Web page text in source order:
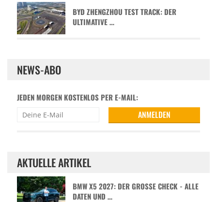
BYD ZHENGZHOU TEST TRACK: DER
ULTIMATIVE …
NEWS-ABO
JEDEN MORGEN KOSTENLOS PER E-MAIL:
AKTUELLE ARTIKEL
BMW X5 2027: DER GROSSE CHECK - ALLE D
ATEN UND …